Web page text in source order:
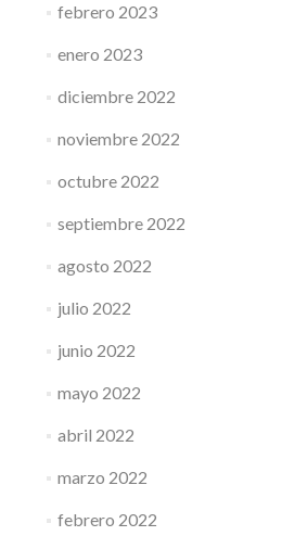
febrero 2023
enero 2023
diciembre 2022
noviembre 2022
octubre 2022
septiembre 2022
agosto 2022
julio 2022
junio 2022
mayo 2022
abril 2022
marzo 2022
febrero 2022